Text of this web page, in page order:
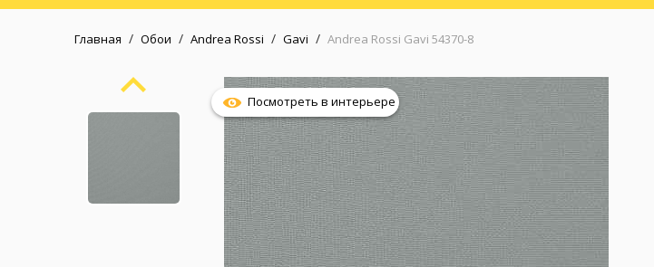
Избранное:0 товаров
Каталог
Личный кабинет
(сменить город)
Главная / Обои / Andrea Rossi / Gavi / Andrea Rossi Gavi 54370-8
Посмотреть в интерьере